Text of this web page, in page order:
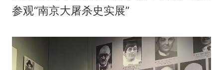
参观“南京大屠杀史实展”